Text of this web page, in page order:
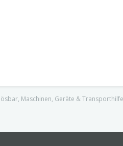
Maschinen, Geräte &